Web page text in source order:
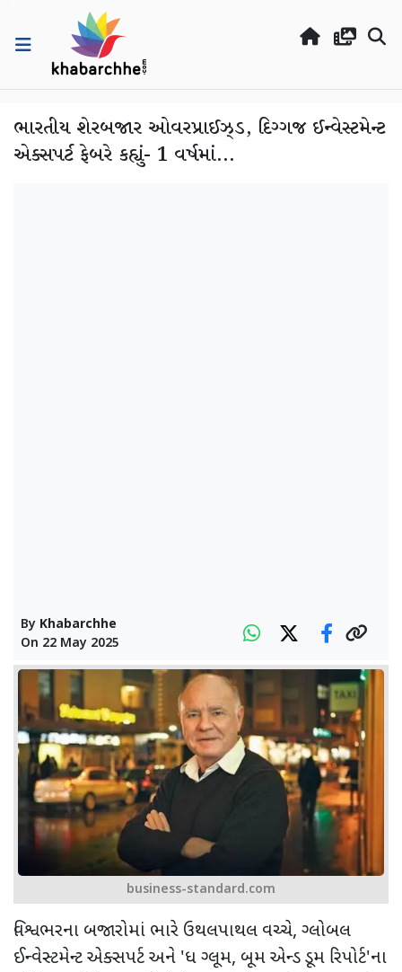
ભારતીય શેરબજાર ઓવરપ્રાઈઝ્ડ, દિગ્ગજ ઈન્વેસ્ટમેન્ટ
એક્સપર્ટ ફેબરે કહ્યું- 1 વર્ષમાં...
By Khabarchhe
On 22 May 2025
business-standard.com
વિશ્વભરના બજારોમાં ભારે ઉથલપાથલ વચ્ચે, ગ્લોબલ
ઈન્વેસ્ટમેન્ટ એક્સપર્ટ અને 'ધ ગ્લૂમ, બૂમ એન્ડ ડૂમ રિપોર્ટ'ના